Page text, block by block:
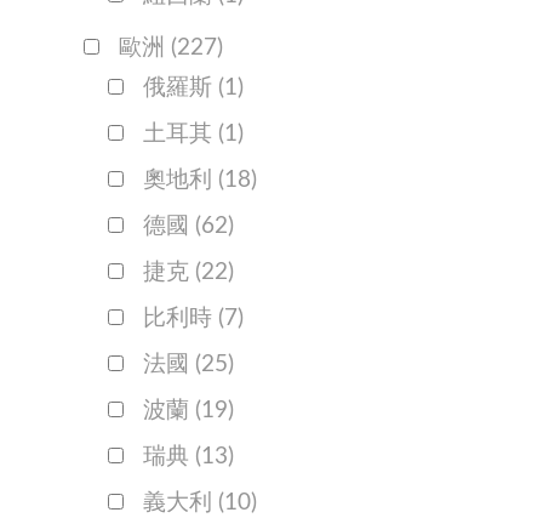
歐洲 (227)
俄羅斯 (1)
土耳其 (1)
奧地利 (18)
德國 (62)
捷克 (22)
比利時 (7)
法國 (25)
波蘭 (19)
瑞典 (13)
義大利 (10)